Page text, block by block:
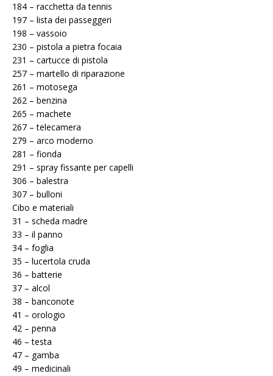
184 – racchetta da tennis
197 – lista dei passeggeri
198 – vassoio
230 – pistola a pietra focaia
231 – cartucce di pistola
257 – martello di riparazione
261 – motosega
262 – benzina
265 – machete
267 – telecamera
279 – arco moderno
281 – fionda
291 – spray fissante per capelli
306 – balestra
307 – bulloni
Cibo e materiali
31 – scheda madre
33 – il panno
34 – foglia
35 – lucertola cruda
36 – batterie
37 – alcol
38 – banconote
41 – orologio
42 – penna
46 – testa
47 – gamba
49 – medicinali